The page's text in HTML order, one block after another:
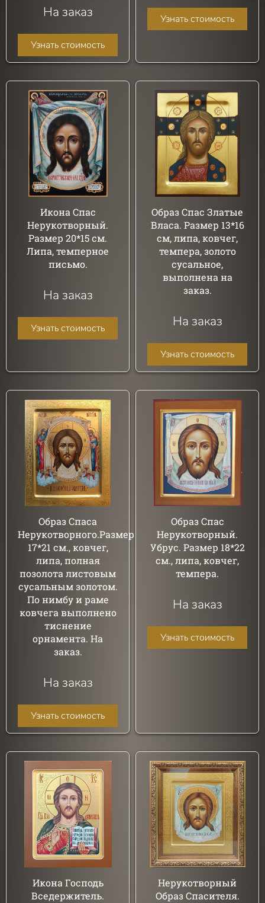
На заказ
Узнать стоимость
Узнать стоимость
Икона Спас
Нерукотворный.
Размер 20*15 см.
Липа, темперное
письмо.
На заказ
Узнать стоимость
Образ Спас Златые
Власа. Размер 13*16
см, липа, ковчег,
темпера, золото
сусальное,
выполнена на
заказ.
На заказ
Узнать стоимость
Образ Спаса
Нерукотворного.Размер
17*21 см., ковчег,
липа, полная
позолота листовым
сусальным золотом.
По нимбу и раме
ковчега выполнено
тиснение
орнамента. На
заказ.
На заказ
Узнать стоимость
Образ Спас
Нерукотворный.
Убрус. Размер 18*22
см., липа, ковчег,
темпера.
На заказ
Узнать стоимость
Икона Господь
Вседержитель.
Нерукотворный
Образ Спасителя.